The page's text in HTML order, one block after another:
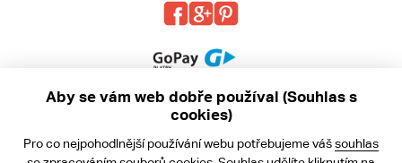
Aby se vám web dobře používal (Souhlas s
cookies)
Pro co nejpohodlnější používání webu potřebujeme vášsouhlas